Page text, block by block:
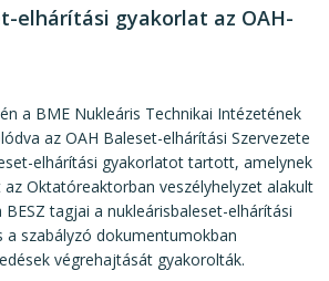
elhárítási gyakorlat az OAH-
a BME Nukleáris Technikai Intézetének
az OAH Baleset-elhárítási Szervezete
elhárítási gyakorlatot tartott, amelynek
Oktatóreaktorban veszélyhelyzet alakult
tagjai a nukleárisbaleset-elhárítási
a szabályzó dokumentumokban
végrehajtását gyakorolták.